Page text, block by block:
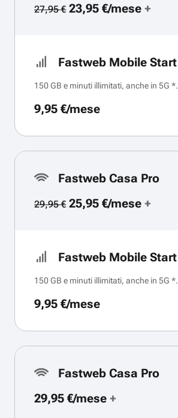
27,95 €23,95 €/mese+
Fastweb Mobile Start
150 GB e minuti illimitati, anche in 5G *.
9,95 €/mese
Fastweb Casa Pro
29,95 €25,95 €/mese+
Fastweb Mobile Start
150 GB e minuti illimitati, anche in 5G *.
9,95 €/mese
Fastweb Casa Pro
29,95 €/mese +